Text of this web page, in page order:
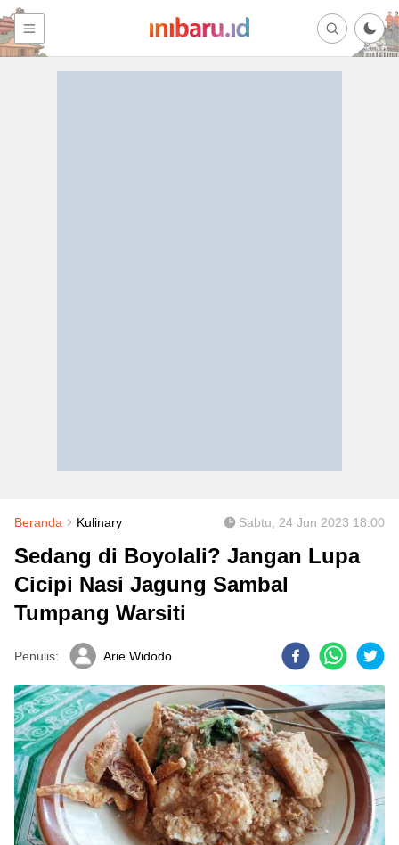
Beranda Kulinary Sabtu, 24 Jun 2023 18:00
Sedang di Boyolali? Jangan Lupa
Cicipi Nasi Jagung Sambal
Tumpang Warsiti
Penulis: Arie Widodo